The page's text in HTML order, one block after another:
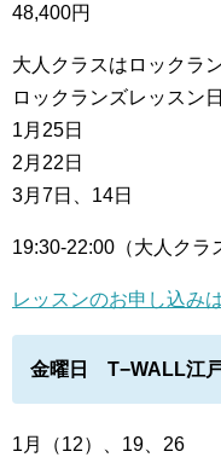
48,400円
大人クラスはロックラ
ロックランズレッスン日
1月25日
2月22日
3月7日、14日
19:30-22:00（大人ク
レッスンのお申し込み
金曜日 T−WALL江
1月（12）、19、26